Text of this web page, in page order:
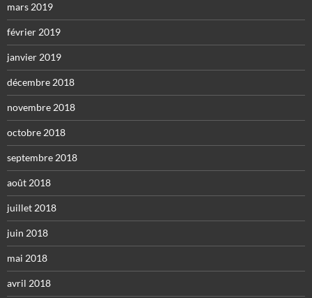
mars 2019
février 2019
janvier 2019
décembre 2018
novembre 2018
octobre 2018
septembre 2018
août 2018
juillet 2018
juin 2018
mai 2018
avril 2018